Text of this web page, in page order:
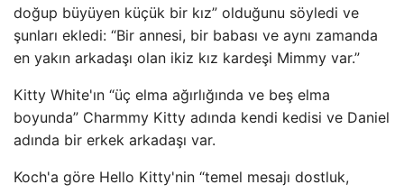
doğup büyüyen küçük bir kız” olduğunu söyledi ve
şunları ekledi: “Bir annesi, bir babası ve aynı zamanda
en yakın arkadaşı olan ikiz kız kardeşi Mimmy var.”
Kitty White'ın “üç elma ağırlığında ve beş elma
boyunda” Charmmy Kitty adında kendi kedisi ve Daniel
adında bir erkek arkadaşı var.
Koch'a göre Hello Kitty'nin “temel mesajı dostluk,